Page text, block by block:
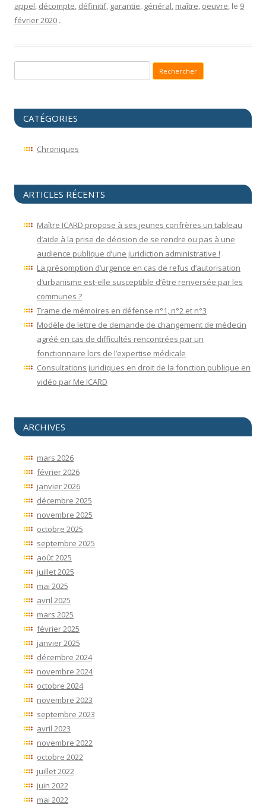
appel, décompte, définitif, garantie, général, maître, oeuvre, le 9
février 2020 .
CATÉGORIES
Chroniques
ARTICLES RÉCENTS
Maître ICARD propose à ses jeunes confrères un tableau
d’aide à la prise de décision de se rendre ou pas à une
audience publique d’une juridiction administrative !
La présomption d’urgence en cas de refus d’autorisation
d’urbanisme est-elle susceptible d’être renversée par les
communes ?
Trame de mémoires en défense n°1, n°2 et n°3
Modèle de lettre de demande de changement de médecin
agréé en cas de difficultés rencontrées par un
fonctionnaire lors de l’expertise médicale
Consultations juridiques en droit de la fonction publique en
vidéo par Me ICARD
ARCHIVES
mars 2026
février 2026
janvier 2026
décembre 2025
novembre 2025
octobre 2025
septembre 2025
août 2025
juillet 2025
mai 2025
avril 2025
mars 2025
février 2025
janvier 2025
décembre 2024
novembre 2024
octobre 2024
novembre 2023
septembre 2023
avril 2023
novembre 2022
octobre 2022
juillet 2022
juin 2022
mai 2022